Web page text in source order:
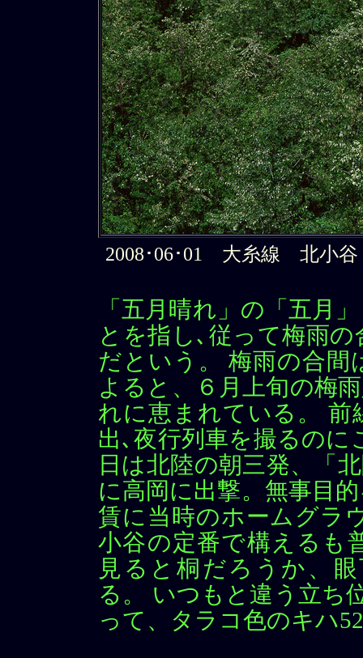
2008･06･01 大糸線 北小谷
「五月晴れ」の「五月
とを指し､従って梅雨
だという。 梅雨の合間
よると、６月上旬の梅
れに恵まれている。 前
出､夜行列車を撮るの
日は北陸の朝三発、「
に高岡に出撃。無事目
賃に当時のホームグラ
小谷の定番で構えるも
見ると桐だろうか、
る。 いつもと違う立ち
って、タラコ色のキハ